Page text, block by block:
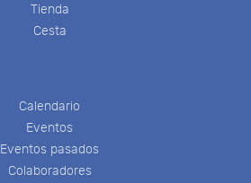
Tienda
Cesta
Calendario
Eventos
Eventos pasados
Colaboradores